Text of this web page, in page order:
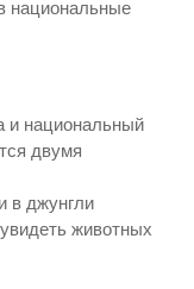
национальные
и национальный
двумя
в джунгли
животных